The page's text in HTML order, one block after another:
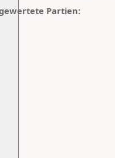
gewertete Partien: